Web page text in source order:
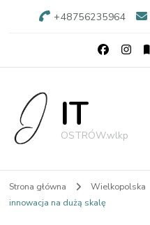
+48756235964
IT
OSTRÓW.wlkp
Strona główna Wielkopolska
innowacja na dużą skalę